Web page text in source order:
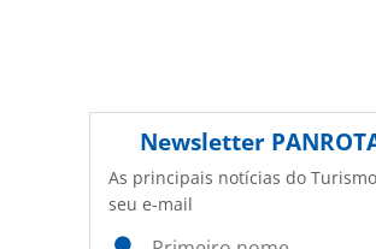
Newsletter
As principais notícias do
seu e-mail